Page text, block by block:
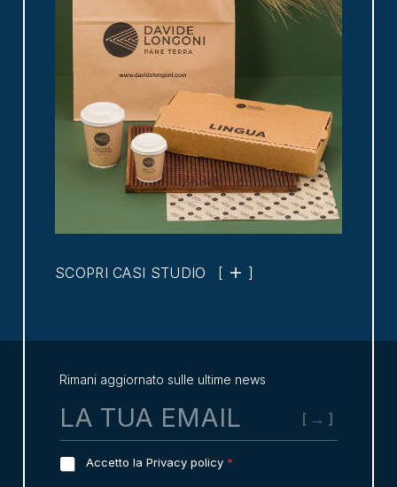
SCOPRI CASI STUDIO [ ]
Rimani aggiornato sulle ultime news
E
m
a
iG
Accetto la Privacy policy *